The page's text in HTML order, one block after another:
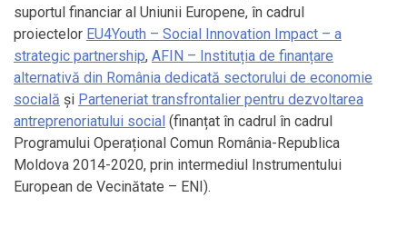
suportul financiar al Uniunii Europene, în cadrul
proiectelor EU4Youth – Social Innovation Impact – a
strategic partnership, AFIN – Instituția de finanțare
alternativă din România dedicată sectorului de economie
socială și Parteneriat transfrontalier pentru dezvoltarea
antreprenoriatului social (finanțat în cadrul în cadrul
Programului Operațional Comun România-Republica
Moldova 2014-2020, prin intermediul Instrumentului
European de Vecinătate – ENI).